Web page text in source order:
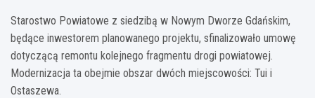
Starostwo Powiatowe z siedzibą w Nowym Dworze Gdańskim,
będące inwestorem planowanego projektu, sfinalizowało umowę
dotyczącą remontu kolejnego fragmentu drogi powiatowej.
Modernizacja ta obejmie obszar dwóch miejscowości: Tui i
Ostaszewa.